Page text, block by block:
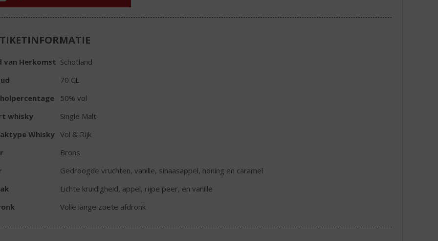
van Herkomst Schotland
70 CL
50% vol
whisky
Single Malt
Whisky Vol & Rijk
Brons
Gedroogde vruchten, vanille, sinaasappel, honing en caramel
Lichte kruidigheid, appel, rijpe peer, en vanille
Volle lange zoete afdronk